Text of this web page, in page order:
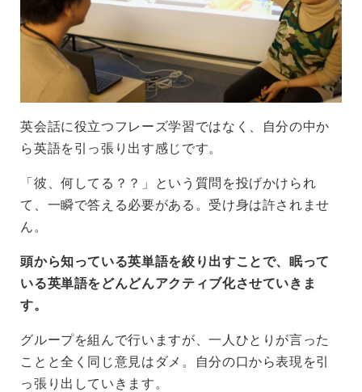
英会話に役立つフレーズ学習ではなく、自分の中か
ら英語を引っ張り出す感じです。
「彼、何してる？？」という質問を投げかけられ
て、一瞬で答える必要がある。受け身は許されませ
ん。
頭から知っている英単語を絞り出すことで、眠って
いる英単語をどんどんアクティブ化させていきま
す。
グループを組んで行いますが、一人ひとりが言った
ことと全く同じ意見はダメ。自分の口から表現を引
っ張り出していきます。